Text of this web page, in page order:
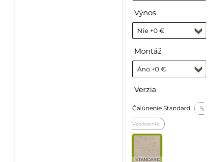
Výnos
Montáž
Verzia
Čalúnenie Standard
Vzorkovník
STANDARD